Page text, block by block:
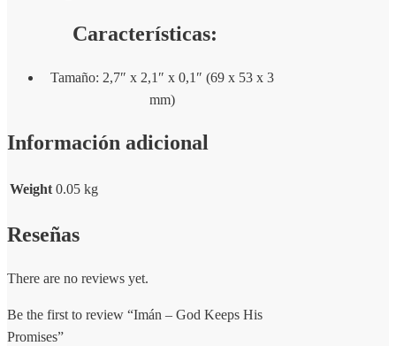
Características:
Tamaño: 2,7″ x 2,1″ x 0,1″ (69 x 53 x 3
mm)
Información adicional
Weight 0.05 kg
Reseñas
There are no reviews yet.
Be the first to review “Imán – God Keeps His
Promises”